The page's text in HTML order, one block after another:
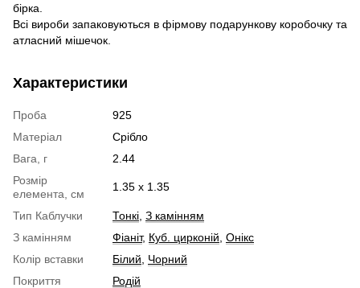
бірка.
Всі вироби запаковуються в фірмову подарункову коробочку та
атласний мішечок.
Характеристики
Проба
925
Матеріал
Срібло
Вага, г
2.44
Розмір
елемента, см
1.35 х 1.35
Тип Каблучки Тонкі З камінням
З камінням
Фіаніт, Куб. цирконій Онікс
Колір вставки
Білий
Чорний
Покриття
Родій